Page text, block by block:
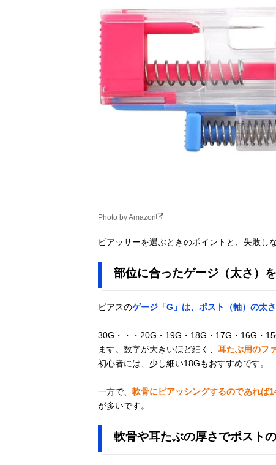
Photo by Amazon
ピアッサーを選ぶときのポイントと、失敗し
部位に合ったゲージ（太さ）
ピアスのゲージ「G」は、ポスト（軸）の太さ
30G・・・20G・19G・18G・17G・16G・
ます。数字が大きいほど細く、 耳たぶ用のフ
初心者には、少し細い18Gもおすすめです。
一方で、 軟骨にピアッシングするのであれば
が多いです。
軟骨や耳たぶの厚さでポスト